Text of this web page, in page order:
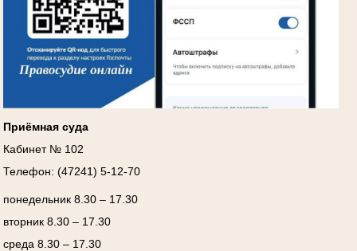
Приёмная суда
Кабинет № 102
Телефон: (47241) 5-12-70
понедельник 8.30 – 17.30
вторник 8.30 – 17.30
среда 8.30 – 17.30